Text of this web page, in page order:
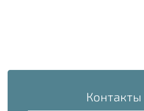
Контакты